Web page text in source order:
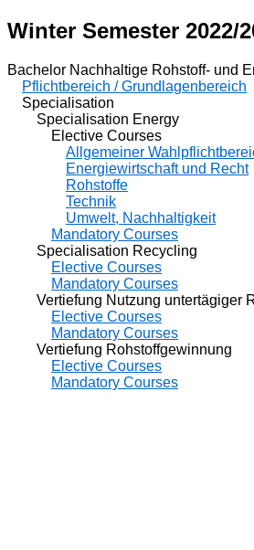
Winter Semester 2022/
Bachelor Nachhaltige Rohstoff- und
Pflichtbereich / Grundlagenbereich
Specialisation
Specialisation Energy
Elective Courses
Allgemeiner
Energiewirtschaft und Recht
Rohstoffe
Technik
Umwelt, Nachhaltigkeit
Mandatory Courses
Specialisation Recycling
Elective Courses
Mandatory Courses
Vertiefung Nutzung untertägiger
Elective Courses
Mandatory Courses
Vertiefung Rohstoffgewinnung
Elective Courses
Mandatory Courses